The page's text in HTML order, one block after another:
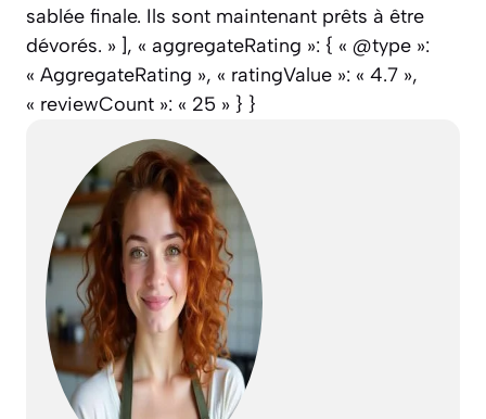
sablée finale. Ils sont maintenant prêts à être
dévorés. » ], « aggregateRating »: { « @type »:
« AggregateRating », « ratingValue »: « 4.7 »,
« reviewCount »: « 25 » } }